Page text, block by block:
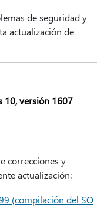
de seguridad y
actualización de
10, versión 1607
correcciones y
actualización:
(compilación del SO